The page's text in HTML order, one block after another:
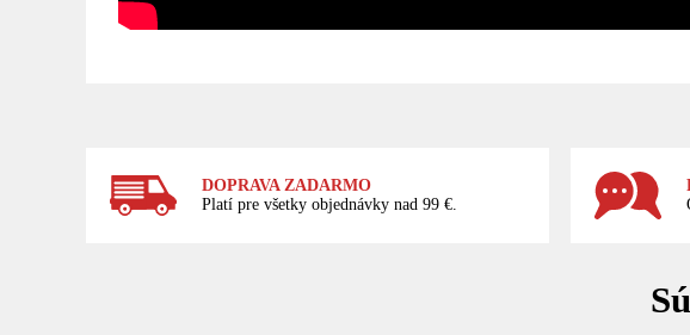
DOPRAVA ZADARMO
Platí pre všetky objednávky nad 99 €.